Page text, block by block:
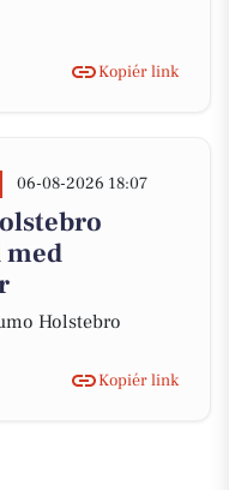
Kopiér link
06-08-2026 18:07
Holstebro
Kopiér link